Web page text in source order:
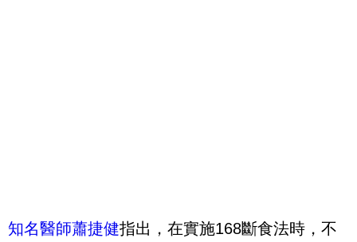
知名醫師蕭捷健指出，在實施168斷食法時，不